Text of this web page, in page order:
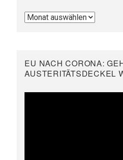
Archivieren
EU NACH CORONA:
AUSTERITÄTSDECKEL